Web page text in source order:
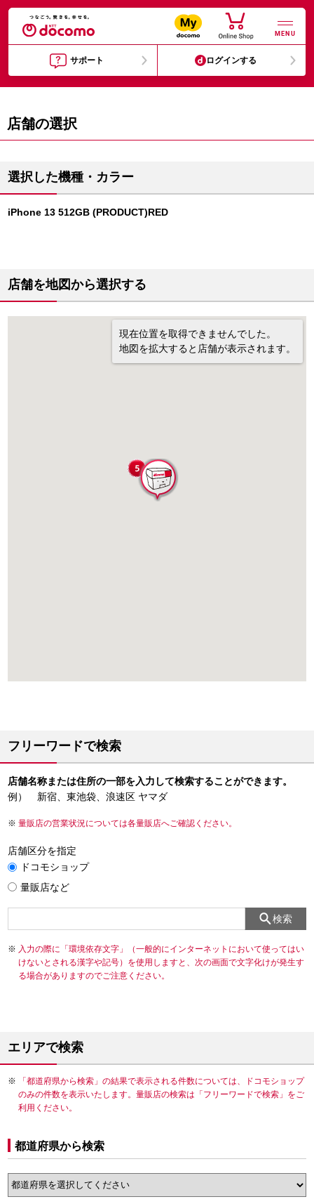
MENU
サポート ログインする
店舗の選択
選択した機種・カラー
iPhone 13 512GB (PRODUCT)RED
店舗を地図から選択する
現在位置を取得できませんでした。
地図を拡大すると店舗が表示されます。
フリーワードで検索
店舗名称または住所の一部を入力して検索することができます。
例） 新宿、東池袋、浪速区 ヤマダ
量販店の営業状況については各量販店へご確認ください。
店舗区分を指定
ドコモショップ
量販店など
検索
入力の際に「環境依存文字」（一般的にインターネットにおいて使ってはい
けないとされる漢字や記号）を使用しますと、次の画面で文字化けが発生す
る場合がありますのでご注意ください。
エリアで検索
「都道府県から検索」の結果で表示される件数については、ドコモショップ
のみの件数を表示いたします。量販店の検索は「フリーワードで検索」をご
利用ください。
都道府県から検索